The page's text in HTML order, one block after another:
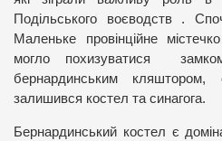
Подільського воєводств .
Маленьке провінційне
могло похизуватися
бернардинським
залишився костел та синагога.
Бернардинський костел є